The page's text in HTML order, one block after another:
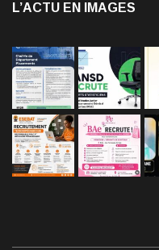
L’ACTU EN IMAGES